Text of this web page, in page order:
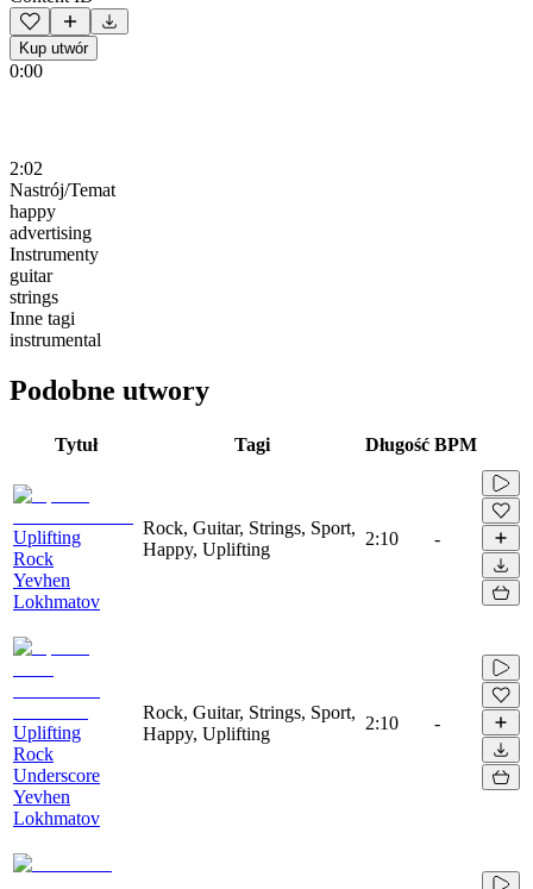
Kup utwór
0:00
2:02
Nastrój/Temat
happy
advertising
Instrumenty
guitar
strings
Inne tagi
instrumental
Podobne utwory
Tytuł Tagi Długość BPM
Uplifting
Rock
Yevhen
Lokhmatov
Rock, Guitar, Strings, Sport,
Happy, Uplifting
2:10 -
Uplifting
Rock
Underscore
Yevhen
Lokhmatov
Rock, Guitar, Strings, Sport,
Happy, Uplifting
2:10 -